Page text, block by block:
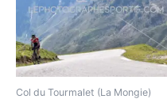
Col du Tourmalet (La Mongie)